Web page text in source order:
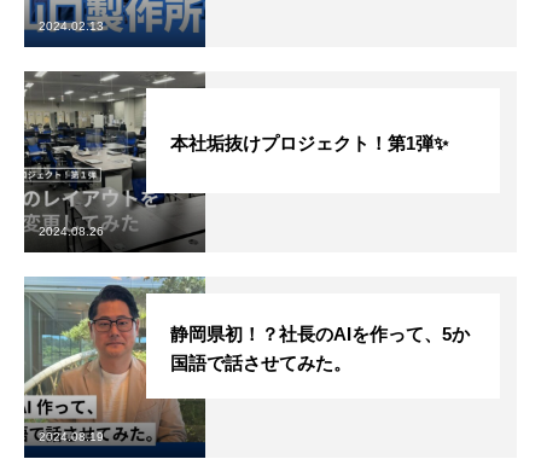
2024.02.13
本社垢抜けプロジェクト！第1弾✨
2024.08.26
静岡県初！？社長のAIを作って、5か
国語で話させてみた。
2024.08.19